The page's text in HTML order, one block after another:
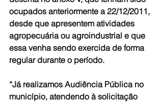
ocupados anteriormente a 22/12/2011,
desde que apresentem atividades
agropecuária ou agroindustrial e que
essa venha sendo exercida de forma
regular durante o período.
“Já realizamos Audiência Pública no
município, atendendo à solicitação